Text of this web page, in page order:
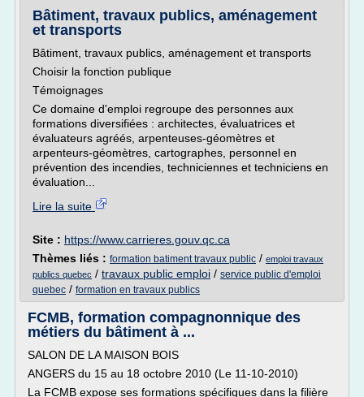
Bâtiment, travaux publics, aménagement
et transports
Bâtiment, travaux publics, aménagement et transports
Choisir la fonction publique
Témoignages
Ce domaine d'emploi regroupe des personnes aux
formations diversifiées : architectes, évaluatrices et
évaluateurs agréés, arpenteuses-géomètres et
arpenteurs-géomètres, cartographes, personnel en
prévention des incendies, techniciennes et techniciens en
évaluation...
Lire la suite
Site : https://www.carrieres.gouv.qc.ca
Thèmes liés : formation batiment travaux public / emploi travaux
publics quebec / travaux public emploi / service public d'emploi
quebec / formation en travaux publics
FCMB, formation compagnonnique des
métiers du bâtiment à ...
SALON DE LA MAISON BOIS
ANGERS du 15 au 18 octobre 2010 (Le 11-10-2010)
La FCMB expose ses formations spécifiques dans la filière